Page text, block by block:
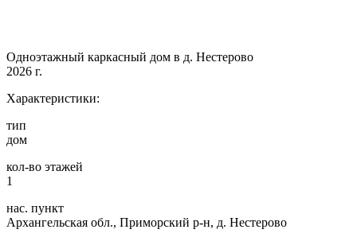
Одноэтажный каркасный дом в д. Нестерово
2026 г.
Характеристики:
тип
дом
кол-во этажей
1
нас. пункт
Архангельская обл., Приморский р-н, д. Нестерово